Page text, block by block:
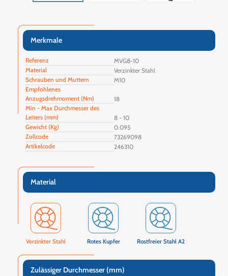
Merkmale
Referenz
MVG8-10
Material
Verzinkter Stahl
Schrauben und Muttern
M10
Empfohlenes
Anzugsdrehmoment (Nm)
18
Min - Max Durchmesser des
Leiters (mm)
8 - 10
Gewicht (Kg)
0.095
Zollcode
73269098
Artikelcode
246310
Material
Verzinkter Stahl Rotes Kupfer Rostfreier Stahl A2
Zulässiger Durchmesser (mm)